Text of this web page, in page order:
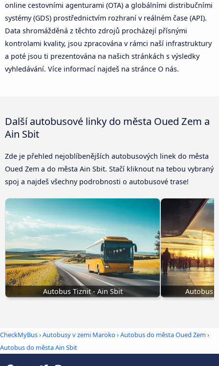
online cestovními agenturami (OTA) a globálními distribučními
systémy (GDS) prostřednictvím rozhraní v reálném čase (API).
Data shromážděná z těchto zdrojů procházejí přísnými
kontrolami kvality, jsou zpracována v rámci naší infrastruktury
a poté jsou ti prezentována na našich stránkách s výsledky
vyhledávání. Více informací najdeš na stránce O nás.
Další autobusové linky do města Oued Zem a
Ain Sbit
Zde je přehled nejoblíbenějších autobusových linek do města
Oued Zem a do města Ain Sbit. Stačí kliknout na tebou vybraný
spoj a najdeš všechny podrobnosti o autobusové trase!
Autobus Tiznit - Ain Sbit Autobus
CheckMyBus›Autobusy v zemi Maroko›Autobus do města Oued Zem ›
Autobus do města Ain Sbit